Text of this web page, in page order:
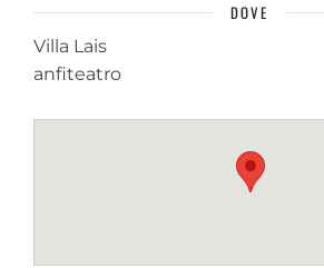
DOVE
Villa Lais
anfiteatro